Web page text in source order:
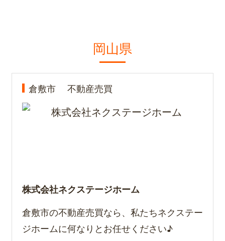
岡山県
倉敷市 不動産売買
株式会社ネクステージホーム
倉敷市の不動産売買なら、私たちネクステー
ジホームに何なりとお任せください♪